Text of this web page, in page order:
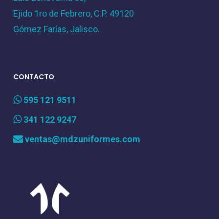
Ejido 1ro de Febrero, C.P. 49120
Gómez Farías, Jalisco.
CONTACTO
595 121 9511
341 122 9247
ventas@mdzuniformes.com